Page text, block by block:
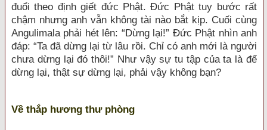
đuổi theo định giết đức Phật. Đức Phật tuy bước rất
chậm nhưng anh vẫn không tài nào bắt kịp. Cuối cùng
Angulimala phải hét lên: “Dừng lại!” Đức Phật nhìn anh
đáp: “Ta đã dừng lại từ lâu rồi. Chỉ có anh mới là người
chưa dừng lại đó thôi!” Như vậy sự tu tập của ta là để
dừng lại, thật sự dừng lại, phải vậy không bạn?
Về thắp hương thư phòng